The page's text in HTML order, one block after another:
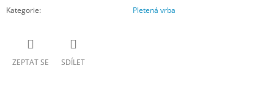
Kategorie: Pletená vrba
ZEPTAT SE SDÍLET